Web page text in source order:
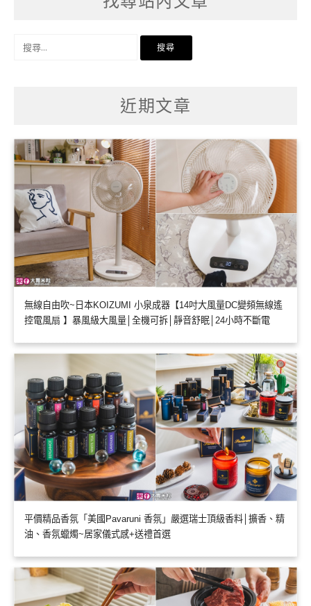
近期文章
無線自由吹~日本KOIZUMI 小泉成器【14吋大風量DC變頻無線遙
控電風扇 】暴風級大風量│全機可拆│靜音舒眠│24小時不斷電
平價精品香氛「美國Pavaruni 香氛」嚴選瑞士頂級香料│擴香、精
油、香氛蠟燭~居家儀式感+送禮首選